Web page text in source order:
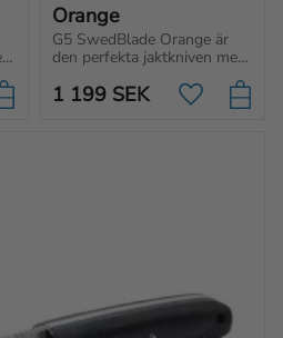
i favoriter
Orange
G5 SwedBlade Orange är
den perfekta jaktkniven med
ergonomiskt handtag och
rakbladsvasst knivblad för
1 199 SEK Lägg till i